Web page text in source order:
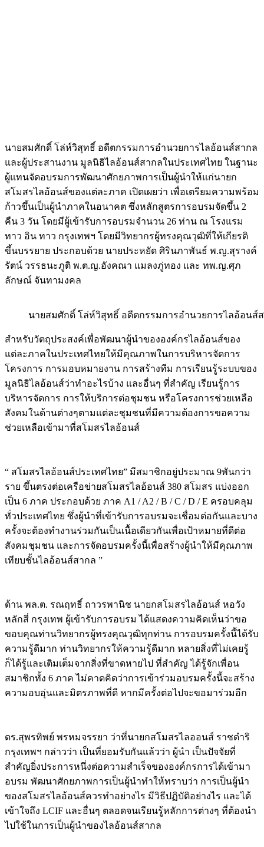
นายสมศักดิ์ โล่ห์วิสุทธิ์ อดีตกรรมการอำนวยการไลอ้อนส์สากล
และผู้ประสานงาน มูลนิธิไลอ้อนส์สากลในประเทศไทย ในฐานะ
ผู้แทนจัดอบรมการพัฒนาศักยภาพการเป็นผู้นำให้แก่นายก
สโมสรไลอ้อนส์ของแต่ละภาค เปิดเผยว่า เพื่อเตรียมความพร้อม
ก้าวขึ้นเป็นผู้นำภาคในอนาคต ซึ่งหลักสูตรการอบรมจัดขึ้น 2
คืน 3 วัน โดยมีผู้เข้ารับการอบรมจำนวน 26 ท่าน ณ โรงแรม
ทาว อิน ทาว กรุงเทพฯ โดยมีวิทยากรผู้ทรงคุณวุฒิที่ให้เกียรติ
ขึ้นบรรยาย ประกอบด้วย นายประหยัด ศิรินภาพันธ์ พ.ญ.สุรางค์
รัตน์ วรรธนะภูติ พ.ต.ญ.อังคณา แมลงภู่ทอง และ ทพ.ญ.ศุภ
ลักษณ์ จันทามงคล
นายสมศักดิ์ โล่ห์วิสุทธิ์ อดีตกรรมการอำนวยการไลอ้อนส์
สำหรับวัตถุประสงค์เพื่อพัฒนาผู้นำขององค์กรไลอ้อนส์ของ
แต่ละภาคในประเทศไทยให้มีคุณภาพในการบริหารจัดการ
โครงการ การมอบหมายงาน การสร้างทีม การเรียนรู้ระบบของ
มูลนิธิไลอ้อนส์ว่าทำอะไรบ้าง และอื่นๆ ที่สำคัญ เรียนรู้การ
บริหารจัดการ การให้บริการต่อชุมชน หรือโครงการช่วยเหลือ
สังคมในด้านต่างๆตามแต่ละชุมชนที่มีความต้องการขอความ
ช่วยเหลือเข้ามาที่สโมสรไลอ้อนส์
“ สโมสรไลอ้อนส์ประเทศไทย” มีสมาชิกอยู่ประมาณ 9พันกว่า
ราย ขึ้นตรงต่อเครือข่ายสโมสรไลอ้อนส์ 380 สโมสร แบ่งออก
เป็น 6 ภาค ประกอบด้วย ภาค A1 / A2 / B / C / D / E ครอบคลุม
ทั่วประเทศไทย ซึ่งผู้นำที่เข้ารับการอบรมจะเชื่อมต่อกันและบาง
ครั้งจะต้องทำงานร่วมกันเป็นเนื้อเดียวกันเพื่อเป้าหมายที่ดีต่อ
สังคมชุมชน และการจัดอบรมครั้งนี้เพื่อสร้างผู้นำให้มีคุณภาพ
เทียบชั้นไลอ้อนส์สากล ”
ด้าน พล.ต. รณฤทธิ์ ถาวรพานิช นายกสโมสรไลอ้อนส์ หอวัง
หลักสี่ กรุงเทพ ผู้เข้ารับการอบรม ได้แสดงความคิดเห็นว่าขอ
ขอบคุณท่านวิทยากรผู้ทรงคุณวุฒิทุกท่าน การอบรมครั้งนี้ได้รับ
ความรู้ดีมาก ท่านวิทยากรให้ความรู้ดีมาก หลายสิ่งที่ไม่เคยรู้
ก็ได้รู้และเติมเต็มจากสิ่งที่ขาดหายไป ที่สำคัญ ได้รู้จักเพื่อน
สมาชิกทั้ง 6 ภาค ไม่คาดคิดว่าการเข้าร่วมอบรมครั้งนี้จะสร้าง
ความอบอุ่นและมิตรภาพที่ดี หากมีครั้งต่อไปจะขอมาร่วมอีก
ดร.สุพรทิพย์ พรหมจรรยา ว่าที่นายกสโมสรไลออนส์ ราชดำริ
กรุงเทพฯ กล่าวว่า เป็นที่ยอมรับกันแล้วว่า ผู้นำ เป็นปัจจัยที่
สำคัญยิ่งประการหนึ่งต่อความสำเร็จขององค์กรการได้เข้ามา
อบรม พัฒนาศักยภาพการเป็นผู้นำทำให้ทราบว่า การเป็นผู้นำ
ของสโมสรไลอ้อนส์ควรทำอย่างไร มีวิธีปฏิบัติอย่างไร และได้
เข้าใจถึง LCIF และอื่นๆ ตลอดจนเรียนรู้หลักการต่างๆ ที่ต้องนำ
ไปใช้ในการเป็นผู้นำของไลอ้อนส์สากล